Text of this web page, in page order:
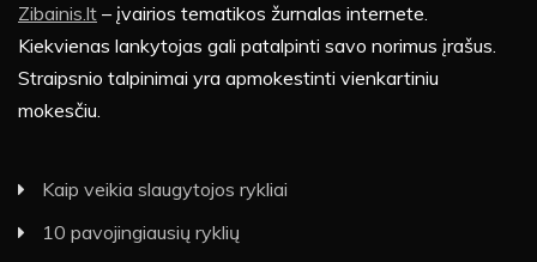
Zibainis.lt – įvairios tematikos žurnalas internete.
Kiekvienas lankytojas gali patalpinti savo norimus įrašus.
Straipsnio talpinimai yra apmokestinti vienkartiniu
mokesčiu.
Kaip veikia slaugytojos rykliai
10 pavojingiausių ryklių